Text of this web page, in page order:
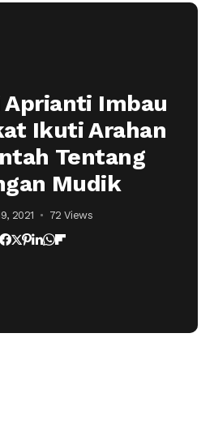
Aprianti Imbau
Ikuti Arahan
Tentang
Mudik
2021 72 Views